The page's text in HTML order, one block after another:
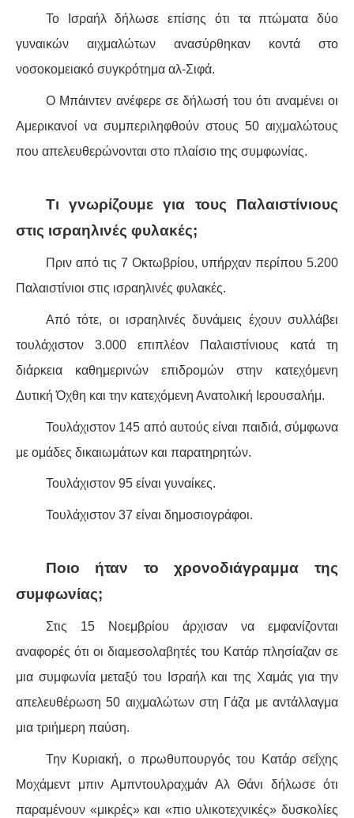
Το Ισραήλ δήλωσε επίσης ότι τα πτώματα δύο
γυναικών αιχμαλώτων ανασύρθηκαν κοντά στο
νοσοκομειακό συγκρότημα αλ-Σιφά.
Ο Μπάιντεν ανέφερε σε δήλωσή του ότι αναμένει οι
Αμερικανοί να συμπεριληφθούν στους 50 αιχμαλώτους
που απελευθερώνονται στο πλαίσιο της συμφωνίας.
Τι γνωρίζουμε για τους Παλαιστίνιους
στις ισραηλινές φυλακές;
Πριν από τις 7 Οκτωβρίου, υπήρχαν περίπου 5.200
Παλαιστίνιοι στις ισραηλινές φυλακές.
Από τότε, οι ισραηλινές δυνάμεις έχουν συλλάβει
τουλάχιστον 3.000 επιπλέον Παλαιστίνιους κατά τη
διάρκεια καθημερινών επιδρομών στην κατεχόμενη
Δυτική Όχθη και την κατεχόμενη Ανατολική Ιερουσαλήμ.
Τουλάχιστον 145 από αυτούς είναι παιδιά, σύμφωνα
με ομάδες δικαιωμάτων και παρατηρητών.
Τουλάχιστον 95 είναι γυναίκες.
Τουλάχιστον 37 είναι δημοσιογράφοι.
Ποιο ήταν το χρονοδιάγραμμα της
συμφωνίας;
Στις 15 Νοεμβρίου άρχισαν να εμφανίζονται
αναφορές ότι οι διαμεσολαβητές του Κατάρ πλησίαζαν σε
μια συμφωνία μεταξύ του Ισραήλ και της Χαμάς για την
απελευθέρωση 50 αιχμαλώτων στη Γάζα με αντάλλαγμα
μια τριήμερη παύση.
Την Κυριακή, ο πρωθυπουργός του Κατάρ σεΐχης
Μοχάμεντ μπιν Αμπντουλραχμάν Αλ Θάνι δήλωσε ότι
παραμένουν «μικρές» και «πιο υλικοτεχνικές» δυσκολίες